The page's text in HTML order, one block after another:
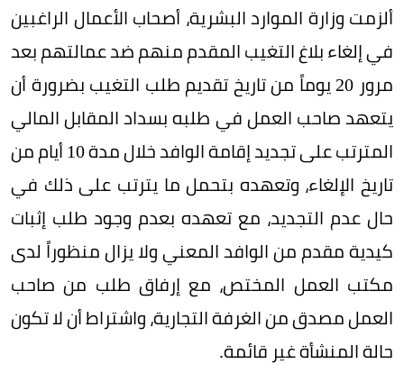
ألزمت وزارة الموارد البشرية، أصحاب الأعمال الراغبين
في إلغاء بلاغ التغيب المقدم منهم ضد عمالتهم بعد
مرور 20 يوماً من تاريخ تقديم طلب التغيب بضرورة أن
يتعهد صاحب العمل في طلبه بسداد المقابل المالي
المترتب على تجديد إقامة الوافد خلال مدة 10 أيام من
تاريخ الإلغاء، وتعهده بتحمل ما يترتب على ذلك في
حال عدم التجديد، مع تعهده بعدم وجود طلب إثبات
كيدية مقدم من الوافد المعني ولا يزال منظوراً لدى
مكتب العمل المختص، مع إرفاق طلب من صاحب
العمل مصدق من الغرفة التجارية، واشتراط أن لا تكون
حالة المنشأة غير قائمة.